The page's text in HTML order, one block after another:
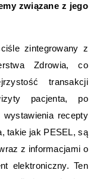
związane z jego
zintegrowany z
Zdrowia, co
transakcji
pacjenta, po
recepty
takie jak PESEL, są
z informacjami o
elektroniczny. Ten